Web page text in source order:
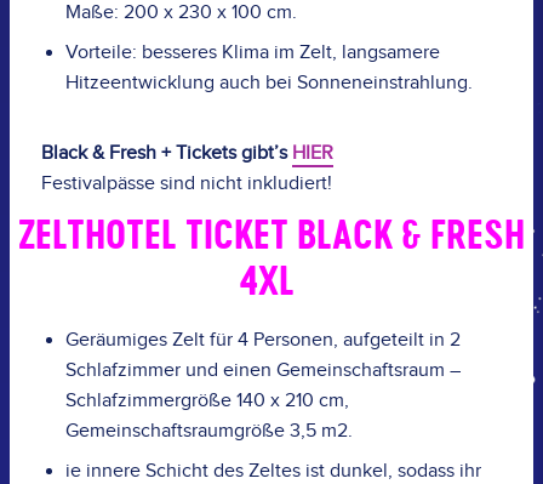
Maße: 200 x 230 x 100 cm.
Vorteile: besseres Klima im Zelt, langsamere
Hitzeentwicklung auch bei Sonneneinstrahlung.
Black & Fresh + Tickets gibt’s HIER
Festivalpässe sind nicht inkludiert!
ZELTHOTEL TICKET BLACK & FRESH
4XL
Geräumiges Zelt für 4 Personen, aufgeteilt in 2
Schlafzimmer und einen Gemeinschaftsraum –
Schlafzimmergröße 140 x 210 cm,
Gemeinschaftsraumgröße 3,5 m2.
ie innere Schicht des Zeltes ist dunkel, sodass ihr